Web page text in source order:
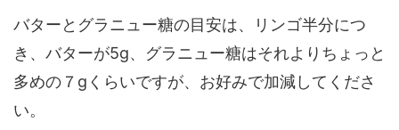
バターとグラニュー糖の目安は、リンゴ半分につ
き、バターが5g、グラニュー糖はそれよりちょっと
多めの７gくらいですが、お好みで加減してくださ
い。